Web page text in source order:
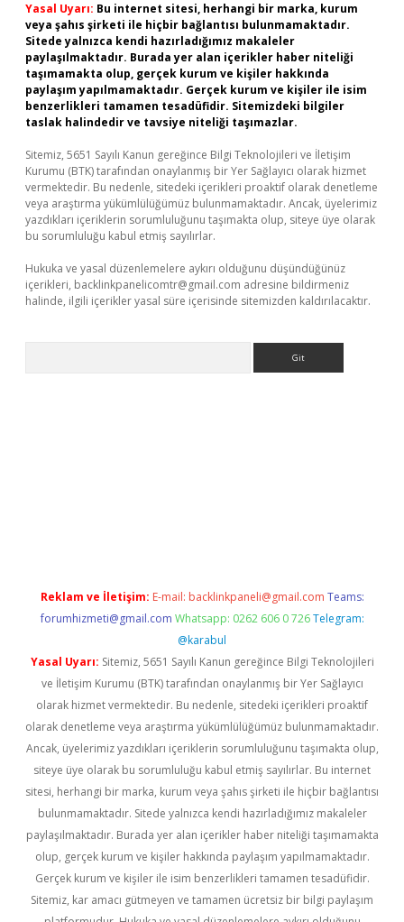
Yasal Uyarı: Bu internet sitesi, herhangi bir marka, kurum
veya şahıs şirketi ile hiçbir bağlantısı bulunmamaktadır.
Sitede yalnızca kendi hazırladığımız makaleler
paylaşılmaktadır. Burada yer alan içerikler haber niteliği
taşımamakta olup, gerçek kurum ve kişiler hakkında
paylaşım yapılmamaktadır. Gerçek kurum ve kişiler ile isim
benzerlikleri tamamen tesadüfidir. Sitemizdeki bilgiler
taslak halindedir ve tavsiye niteliği taşımazlar.
Sitemiz, 5651 Sayılı Kanun gereğince Bilgi Teknolojileri ve İletişim
Kurumu (BTK) tarafından onaylanmış bir Yer Sağlayıcı olarak hizmet
vermektedir. Bu nedenle, sitedeki içerikleri proaktif olarak denetleme
veya araştırma yükümlülüğümüz bulunmamaktadır. Ancak, üyelerimiz
yazdıkları içeriklerin sorumluluğunu taşımakta olup, siteye üye olarak
bu sorumluluğu kabul etmiş sayılırlar.
Hukuka ve yasal düzenlemelere aykırı olduğunu düşündüğünüz
içerikleri, backlinkpanelicomtr@gmail.com adresine bildirmeniz
halinde, ilgili içerikler yasal süre içerisinde sitemizden kaldırılacaktır.
Reklam ve İletişim: E-mail: backlinkpaneli@gmail.com Teams:
forumhizmeti@gmail.com Whatsapp: 0262 606 0 726 Telegram:
@karabul
Yasal Uyarı: Sitemiz, 5651 Sayılı Kanun gereğince Bilgi Teknolojileri
ve İletişim Kurumu (BTK) tarafından onaylanmış bir Yer Sağlayıcı
olarak hizmet vermektedir. Bu nedenle, sitedeki içerikleri proaktif
olarak denetleme veya araştırma yükümlülüğümüz bulunmamaktadır.
Ancak, üyelerimiz yazdıkları içeriklerin sorumluluğunu taşımakta olup,
siteye üye olarak bu sorumluluğu kabul etmiş sayılırlar. Bu internet
sitesi, herhangi bir marka, kurum veya şahıs şirketi ile hiçbir bağlantısı
bulunmamaktadır. Sitede yalnızca kendi hazırladığımız makaleler
paylaşılmaktadır. Burada yer alan içerikler haber niteliği taşımamakta
olup, gerçek kurum ve kişiler hakkında paylaşım yapılmamaktadır.
Gerçek kurum ve kişiler ile isim benzerlikleri tamamen tesadüfidir.
Sitemiz, kar amacı gütmeyen ve tamamen ücretsiz bir bilgi paylaşım